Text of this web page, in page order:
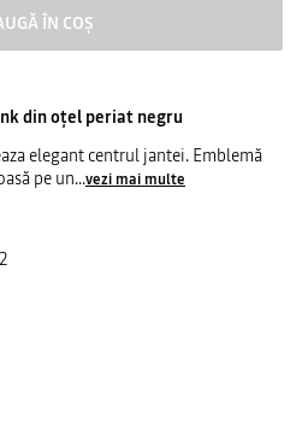
ÎN COȘ
din oţel periat negru
elegant centrul jantei. Emblemă
pe un...vezi mai multe